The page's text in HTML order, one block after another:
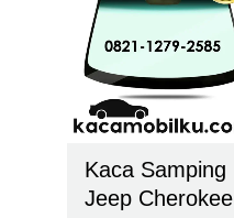
Kaca Samping
Jeep Cherokee